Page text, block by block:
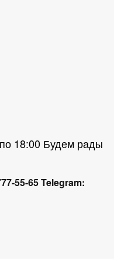
18:00 Будем рады
55-65 Telegram: